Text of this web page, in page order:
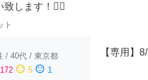
します！🙇‍♂️
ト
/ 40代 / 東京都
172 sentiment_neutral 5 sentiment_dissatisfied 1
【専用】